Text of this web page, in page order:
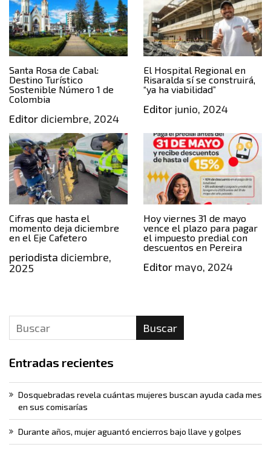
Santa Rosa de Cabal:
Destino Turístico
Sostenible Número 1 de
Colombia
Editor diciembre, 2024
El Hospital Regional en
Risaralda sí se construirá,
“ya ha viabilidad”
Editorjunio, 2024
Cifras que hasta el
momento deja diciembre
en el Eje Cafetero
periodista diciembre,
2025
Hoy viernes 31 de mayo
vence el plazo para pagar
el impuesto predial con
descuentos en Pereira
Editormayo, 2024
Buscar
Entradas recientes
Dosquebradas revela cuántas mujeres buscan ayuda cada mes
en sus comisarías
Durante años, mujer aguantó encierros bajo llave y golpes